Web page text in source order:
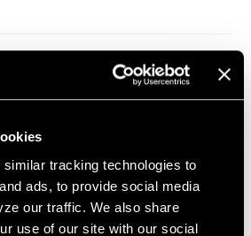
tracking technologies to
ads, to provide social media
our traffic. We also share
use of our site with our social
Catalog